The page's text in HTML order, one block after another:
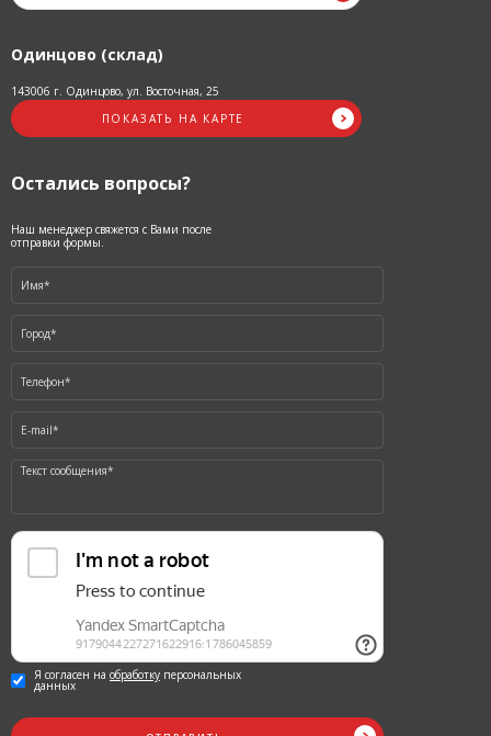
Одинцово (склад)
143006 г. Одинцово, ул. Восточная, 25
ПОКАЗАТЬ НА КАРТЕ
Остались вопросы?
Наш менеджер свяжется с Вами после
отправки формы.
Я согласен на обработку персональных
данных